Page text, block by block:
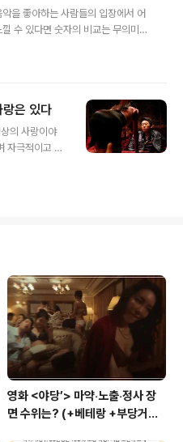
을 좋아하는 사람들의 입장에서 어
수 있다면 숫자의 비교는 무의미
. 특히 그것이 내년에 개최할 행사
의 음악성으로도 충분히 주목받을
포장된www.neocross.net 한국 록
스티벌은 올해 '롱런'의 갈림길에
은 있다
의 사랑이야
자극적이고 치
나열해 관객
실 이 영화에
관에서 볼 때
감이 없지는 않
의 대략적인
극한다. 처음
영화 <야당’> 마약‧노출‧정사 장
면 수위는? (+베테랑 +부당거래